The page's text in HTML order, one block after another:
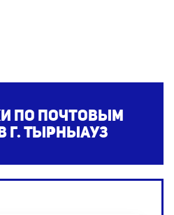
по почтовым
г. Тырныауз